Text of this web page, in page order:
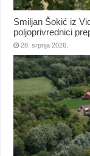
Smiljan Šokić iz
poljoprivrednici
28. srpnja 2026.